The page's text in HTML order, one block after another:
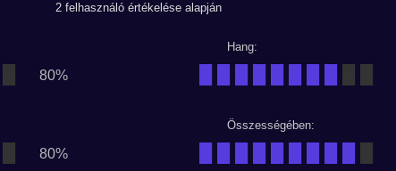
2 felhasználó értékelése alapján
80%
Hang:
80%
Összességében: